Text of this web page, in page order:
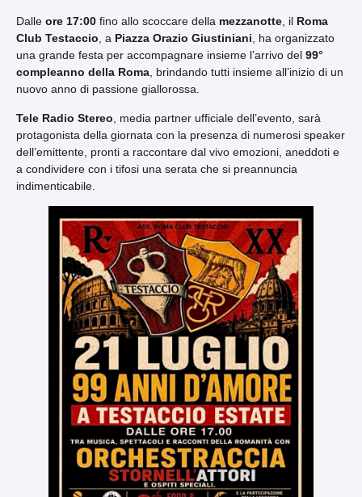
Dalle ore 17:00 fino allo scoccare della mezzanotte , il Roma
Club Testaccio , a Piazza Orazio Giustiniani , ha organizzato
una grande festa per accompagnare insieme l’arrivo del 99°
compleanno della Roma , brindando tutti insieme all’inizio di un
nuovo anno di passione giallorossa.
Tele Radio Stereo , media partner ufficiale dell’evento, sarà
protagonista della giornata con la presenza di numerosi speaker
dell’emittente, pronti a raccontare dal vivo emozioni, aneddoti e
a condividere con i tifosi una serata che si preannuncia
indimenticabile.